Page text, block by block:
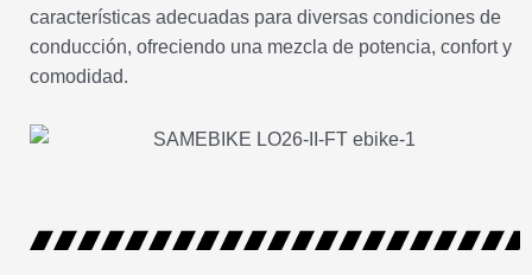
características adecuadas para diversas condiciones de
conducción, ofreciendo una mezcla de potencia, confort y
comodidad.